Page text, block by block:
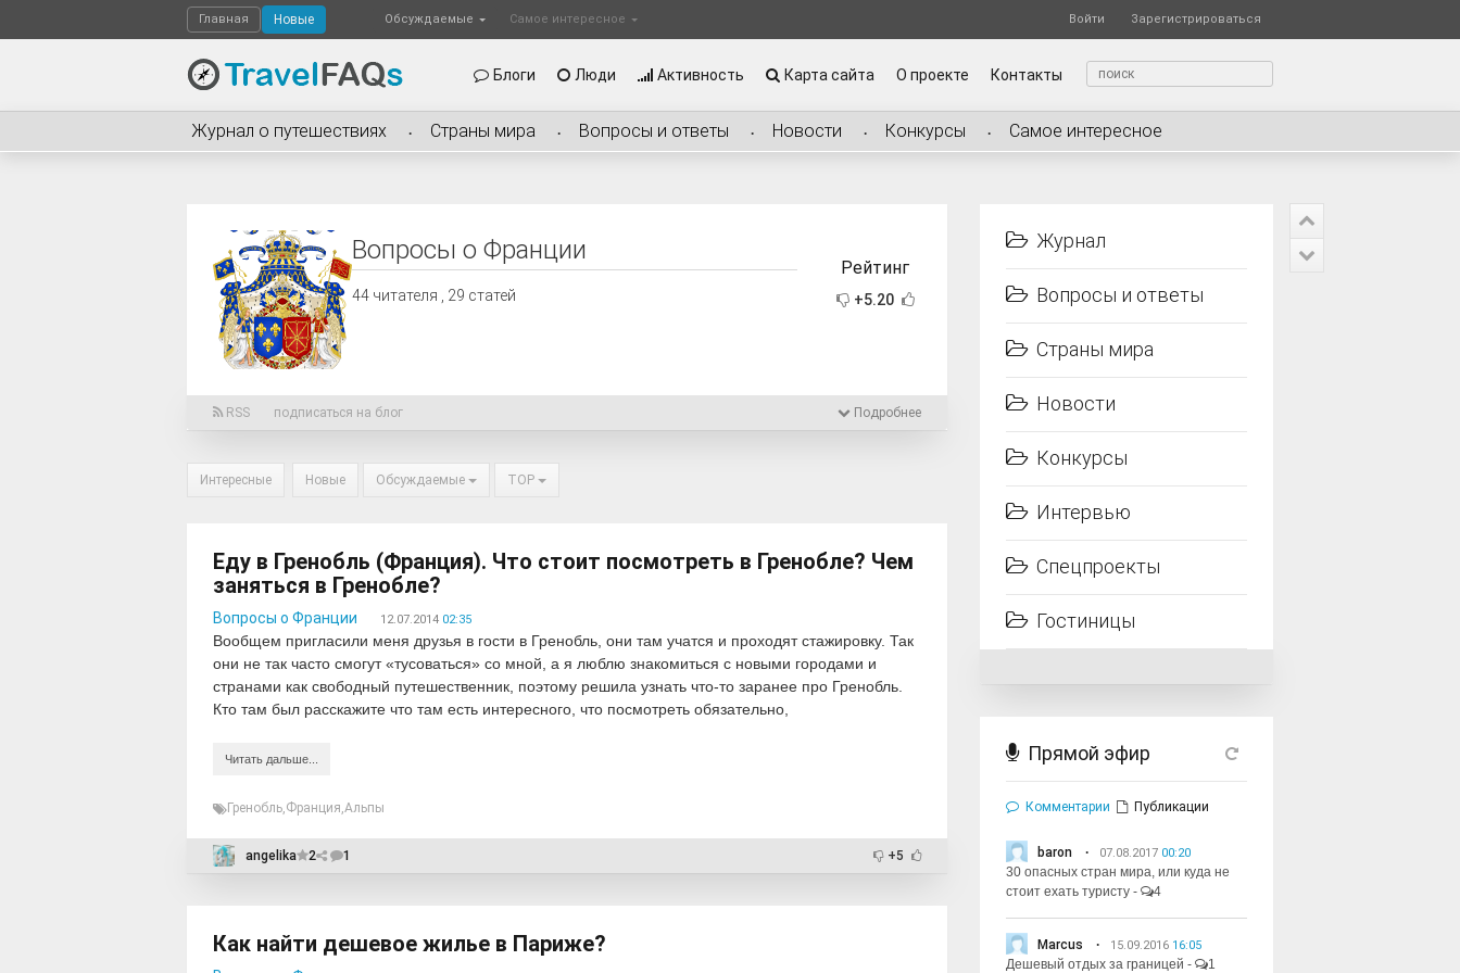
Главная Новые Обсуждаемые Самое интересное Зарегистрироваться
Войти
Блоги Люди Активность Карта сайта О проекте Контакты
Журнал о путешествиях Страны мира Вопросы и ответы Новости Конкурсы Самое интересное
Вопросы о Франции
44 читателя , 29 статей
Рейтинг
+5.20
RSS подписаться на блог Подробнее
Интересные Новые Обсуждаемые TOP
Еду в Гренобль (Франция). Что стоит посмотреть в Гренобле? Чем
заняться в Гренобле?
Вопросы о Франции 12.07.2014 02:35
Вообщем пригласили меня друзья в гости в Гренобль, они там учатся и проходят стажировку. Так
они не так часто смогут «тусоваться» со мной, а я люблю знакомиться с новыми городами и
странами как свободный путешественник, поэтому решила узнать что-то заранее про Гренобль.
Кто там был расскажите что там есть интересного, что посмотреть обязательно,
Читать дальше...
Гренобль,Франция,Альпы
angelika 2 1 +5
Как найти дешевое жилье в Париже?
Журнал
Вопросы и ответы
Страны мира
Новости
Конкурсы
Интервью
Спецпроекты
Гостиницы
Прямой эфир
Комментарии Публикации
baron 07.08.2017 00:20
30 опасных стран мира, или куда не
стоит ехать туристу - 4
Marcus 15.09.2016 16:05
Дешевый отдых за границей - 1